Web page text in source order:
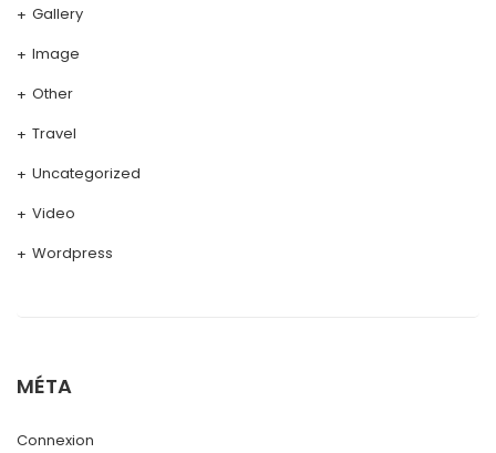
Gallery
Image
Other
Travel
Uncategorized
Video
Wordpress
MÉTA
Connexion